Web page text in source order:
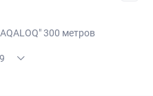
300 метров